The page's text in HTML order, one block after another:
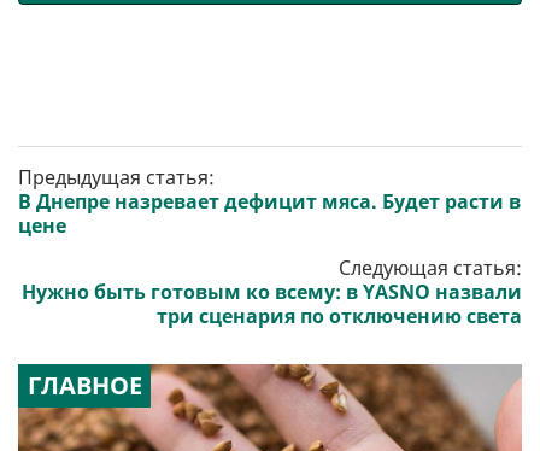
Предыдущая статья:
В Днепре назревает дефицит мяса. Будет расти в
цене
Следующая статья:
Нужно быть готовым ко всему: в YASNO назвали
три сценария по отключению света
ГЛАВНОЕ